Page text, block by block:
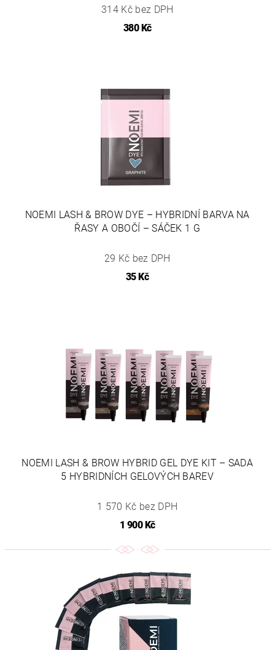
314 Kč bez DPH
380 Kč
NOEMI LASH & BROW DYE – HYBRIDNÍ BARVA NA
ŘASY A OBOČÍ – SÁČEK 1 G
29 Kč bez DPH
35 Kč
NOEMI LASH & BROW HYBRID GEL DYE KIT – SADA
5 HYBRIDNÍCH GELOVÝCH BAREV
1 570 Kč bez DPH
1 900 Kč